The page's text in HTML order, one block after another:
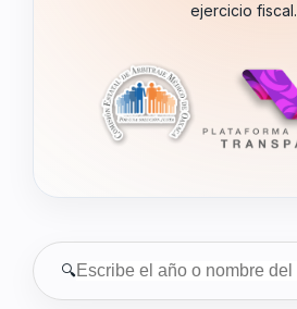
ejercicio fiscal.
🔍